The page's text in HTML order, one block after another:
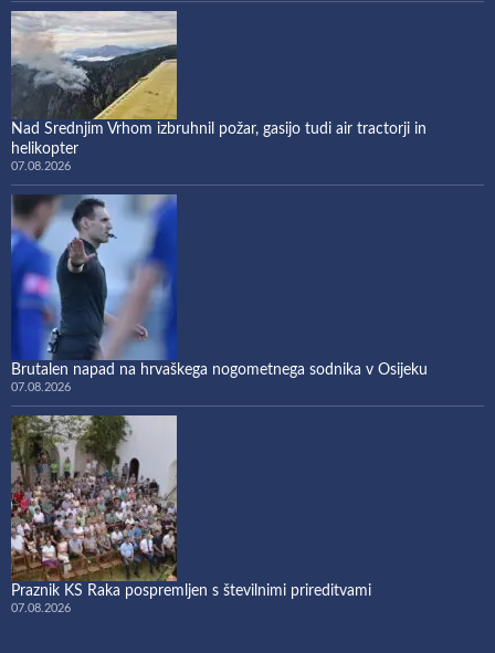
Nad Srednjim Vrhom izbruhnil požar, gasijo tudi air tractorji in
helikopter
07.08.2026
Brutalen napad na hrvaškega nogometnega sodnika v Osijeku
07.08.2026
Praznik KS Raka pospremljen s številnimi prireditvami
07.08.2026